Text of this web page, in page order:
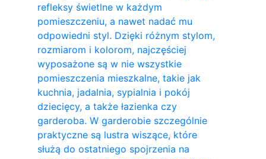
refleksy świetlne w każdym
pomieszczeniu, a nawet nadać mu
odpowiedni styl. Dzięki różnym stylom,
rozmiarom i kolorom, najczęściej
wyposażone są w nie wszystkie
pomieszczenia mieszkalne, takie jak
kuchnia, jadalnia, sypialnia i pokój
dziecięcy, a także łazienka czy
garderoba. W garderobie szczególnie
praktyczne są lustra wiszące, które
służą do ostatniego spojrzenia na